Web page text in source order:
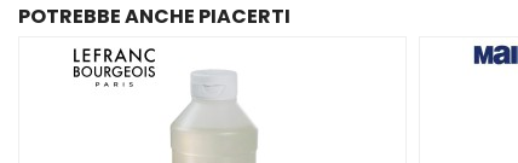
POTREBBE ANCHE PIACERTI